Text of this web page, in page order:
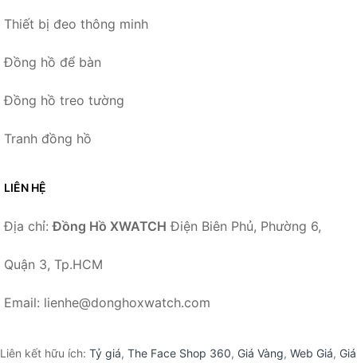
Thiết bị đeo thông minh
Đồng hồ để bàn
Đồng hồ treo tường
Tranh đồng hồ
LIÊN HỆ
Địa chỉ:Đồng Hồ XWATCH Điện Biên Phủ, Phường 6,
Quận 3, Tp.HCM
Email: lienhe@donghoxwatch.com
Liên kết hữu ích: Tỷ giá, The Face Shop 360, Giá Vàng, Web Giá, Giá